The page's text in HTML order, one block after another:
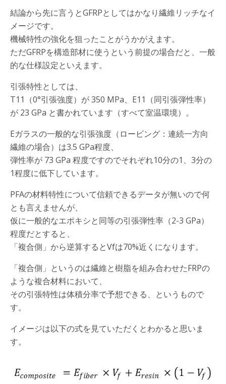
結論から先に言うとGFRPとしてはかなり繊維リッチなイ
メージです。
機械特性の強化を狙ったことがうかがえます。
ただGFRPを構造部材に使うという前提の場合だと、一般
的な仕様設定といえます。
引張特性としては、
T11（0°引張強度）が 350 MPa、E11（同引張弾性率）
が 23 GPa と書かれています（すべて室温環境）。
Eガラスの一般的な引張強度（ロービング：連続一方向
繊維の場合）は3.5 GPa程度、
弾性率が 73 GPa 程度ですのでそれぞれ10分の1、3分の
1程度に低下しています。
PFAの材料特性について信頼できるデータが無いので何
とも言えませんが、
仮に一般的なエポキシと同等の引張弾性率（2-3 GPa）
程度だとすると、
「複合側」から逆算するとVfは70%近くになります。
「複合側」というのは繊維と樹脂を組み合わせたFRPの
ような複合材料において、
その引張特性は体積分率で予想できる、というもので
す。
イメージは以下の式を見ていただくとわかると思いま
す。